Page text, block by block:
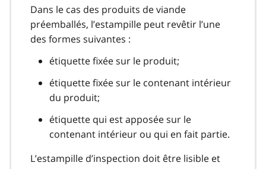
Dans le cas des produits de viande
préemballés, l’estampille peut revêtir l’une
des formes suivantes :
étiquette fixée sur le produit;
étiquette fixée sur le contenant intérieur
du produit;
étiquette qui est apposée sur le
contenant intérieur ou qui en fait partie.
L’estampille d’inspection doit être lisible et